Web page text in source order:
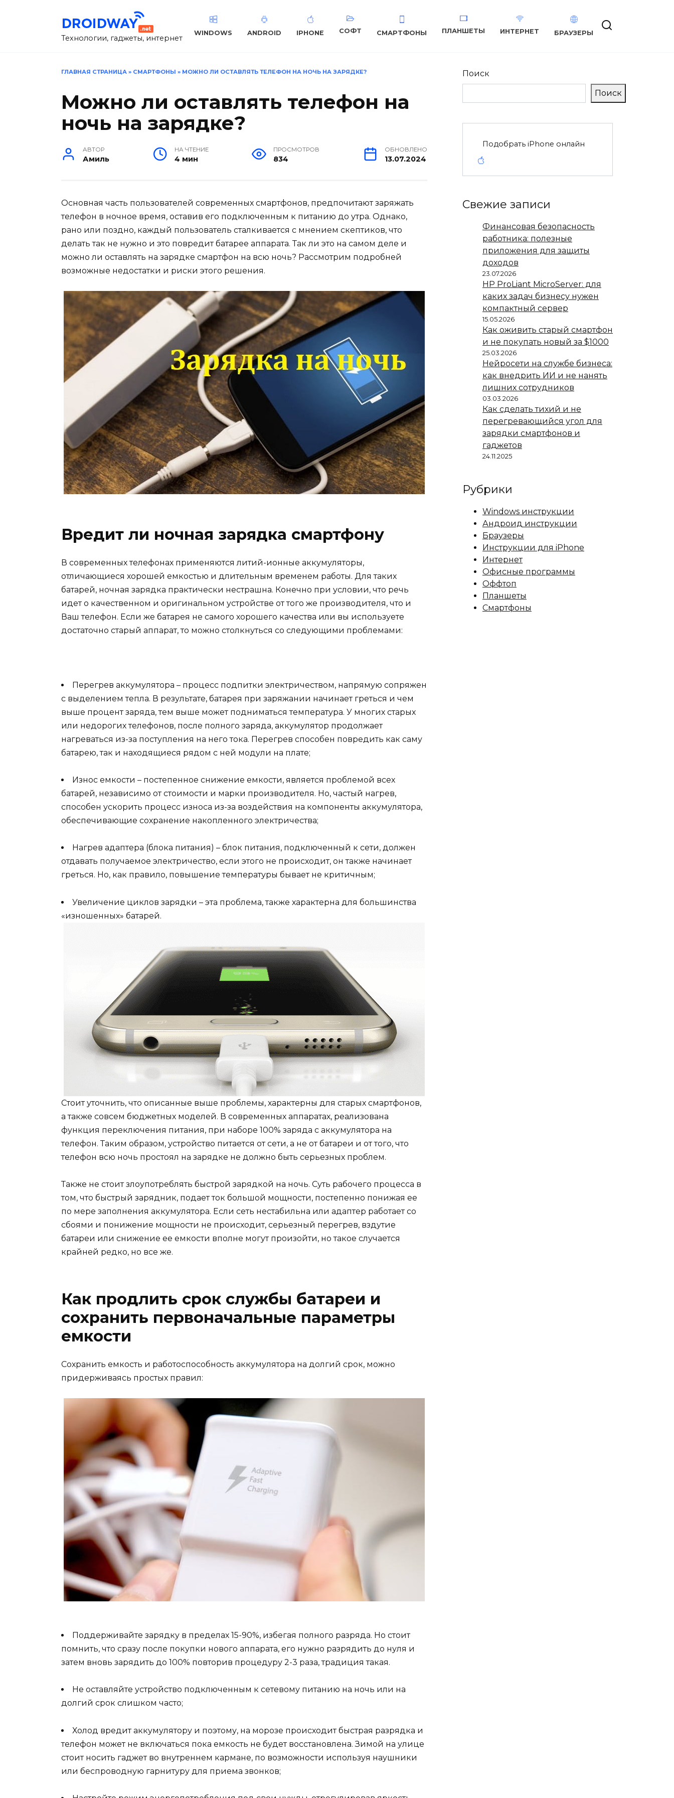
Технологии, гаджеты, интернет
WINDOWS ANDROID IPHONE СОФТ СМАРТФОНЫ ПЛАНШЕТЫ ИНТЕРНЕТ БРАУЗЕРЫ
ГЛАВНАЯ СТРАНИЦА » СМАРТФОНЫ » МОЖНО ЛИ ОСТАВЛЯТЬ ТЕЛЕФОН НА НОЧЬ НА ЗАРЯДКЕ?
Можно ли оставлять телефон на
ночь на зарядке?
АВТОР
Амиль
НА ЧТЕНИЕ
4 мин
ПРОСМОТРОВ
834
ОБНОВЛЕНО
13.07.2024
Основная часть пользователей современных смартфонов, предпочитают заряжать
телефон в ночное время, оставив его подключенным к питанию до утра. Однако,
рано или поздно, каждый пользователь сталкивается с мнением скептиков, что
делать так не нужно и это повредит батарее аппарата. Так ли это на самом деле и
можно ли оставлять на зарядке смартфон на всю ночь? Рассмотрим подробней
возможные недостатки и риски этого решения.
Вредит ли ночная зарядка смартфону
В современных телефонах применяются литий-ионные аккумуляторы,
отличающиеся хорошей емкостью и длительным временем работы. Для таких
батарей, ночная зарядка практически нестрашна. Конечно при условии, что речь
идет о качественном и оригинальном устройстве от того же производителя, что и
Ваш телефон. Если же батарея не самого хорошего качества или вы используете
достаточно старый аппарат, то можно столкнуться со следующими проблемами:
Перегрев аккумулятора – процесс подпитки электричеством, напрямую сопряжен
с выделением тепла. В результате, батарея при заряжании начинает греться и чем
выше процент заряда, тем выше может подниматься температура. У многих старых
или недорогих телефонов, после полного заряда, аккумулятор продолжает
нагреваться из-за поступления на него тока. Перегрев способен повредить как саму
батарею, так и находящиеся рядом с ней модули на плате;
Износ емкости – постепенное снижение емкости, является проблемой всех
батарей, независимо от стоимости и марки производителя. Но, частый нагрев,
способен ускорить процесс износа из-за воздействия на компоненты аккумулятора,
обеспечивающие сохранение накопленного электричества;
Нагрев адаптера (блока питания) – блок питания, подключенный к сети, должен
отдавать получаемое электричество, если этого не происходит, он также начинает
греться. Но, как правило, повышение температуры бывает не критичным;
Увеличение циклов зарядки – эта проблема, также характерна для большинства
«изношенных» батарей.
Стоит уточнить, что описанные выше проблемы, характерны для старых смартфонов,
а также совсем бюджетных моделей. В современных аппаратах, реализована
функция переключения питания, при наборе 100% заряда с аккумулятора на
телефон. Таким образом, устройство питается от сети, а не от батареи и от того, что
телефон всю ночь простоял на зарядке не должно быть серьезных проблем.
Также не стоит злоупотреблять быстрой зарядкой на ночь. Суть рабочего процесса в
том, что быстрый зарядник, подает ток большой мощности, постепенно понижая ее
по мере заполнения аккумулятора. Если сеть нестабильна или адаптер работает со
сбоями и понижение мощности не происходит, серьезный перегрев, вздутие
батареи или снижение ее емкости вполне могут произойти, но такое случается
крайней редко, но все же.
Как продлить срок службы батареи и
сохранить первоначальные параметры
емкости
Сохранить емкость и работоспособность аккумулятора на долгий срок, можно
придерживаясь простых правил:
Поддерживайте зарядку в пределах 15-90%, избегая полного разряда. Но стоит
помнить, что сразу после покупки нового аппарата, его нужно разрядить до нуля и
затем вновь зарядить до 100% повторив процедуру 2-3 раза, традиция такая.
Не оставляйте устройство подключенным к сетевому питанию на ночь или на
долгий срок слишком часто;
Холод вредит аккумулятору и поэтому, на морозе происходит быстрая разрядка и
телефон может не включаться пока емкость не будет восстановлена. Зимой на улице
стоит носить гаджет во внутреннем кармане, по возможности используя наушники
или беспроводную гарнитуру для приема звонков;
Поиск
Поиск
Подобрать iPhone онлайн
Свежие записи
Финансовая безопасность
работника: полезные
приложения для защиты
доходов
23.07.2026
HP ProLiant MicroServer: для
каких задач бизнесу нужен
компактный сервер
15.05.2026
Как оживить старый смартфон
и не покупать новый за $1000
25.03.2026
Нейросети на службе бизнеса:
как внедрить ИИ и не нанять
лишних сотрудников
03.03.2026
Как сделать тихий и не
перегревающийся угол для
зарядки смартфонов и
гаджетов
24.11.2025
Рубрики
Windows инструкции
Андроид инструкции
Браузеры
Инструкции для iPhone
Интернет
Офисные программы
Оффтоп
Планшеты
Смартфоны